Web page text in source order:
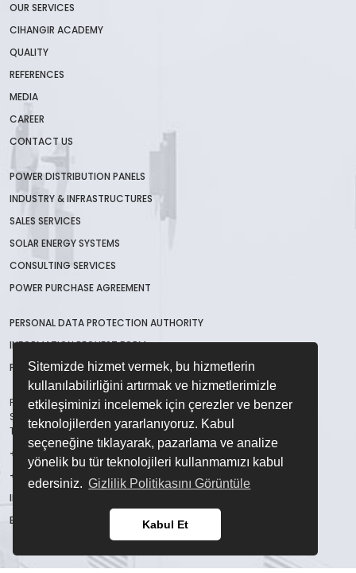
Sitemizde hizmet vermek, bu hizmetlerin
kullanılabilirliğini artırmak ve hizmetlerimizle
etkileşiminizi incelemek için çerezler ve benzer
teknolojilerden yararlanıyoruz. Kabul
seçeneğine tıklayarak, pazarlama ve analize
yönelik bu tür teknolojileri kullanmamızı kabul
edersiniz. Gizlilik Politikasını Görüntüle
Kabul Et
OUR SERVICES
CIHANGIR ACADEMY
QUALITY
REFERENCES
MEDIA
CAREER
CONTACT US
POWER DISTRIBUTION PANELS
INDUSTRY & INFRASTRUCTURES
SALES SERVICES
SOLAR ENERGY SYSTEMS
CONSULTING SERVICES
POWER PURCHASE AGREEMENT
PERSONAL DATA PROTECTION AUTHORITY
INFORMATION REQUEST FORM
PRIVACY POLICY
Fevzi Çakmak Mah. Gülistan Cad. İmsan
San. Sit. B Blok No:48/A Karatay / Konya /
TÜRKİYE
+90 332 123 45 67
+90 332 236 28 86
INFO@CME.COM.TR
EXPORT@CME.COM.TR